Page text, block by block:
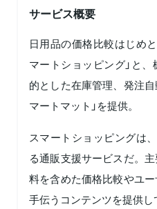
サービス概要
日用品の価格比較はじめ
マートショッピング」と
的とした在庫管理、発注
マートマット」を提供。
スマートショッピングは
る通販支援サービスだ。
料を含めた価格比較やユ
手伝うコンテンツを提供し